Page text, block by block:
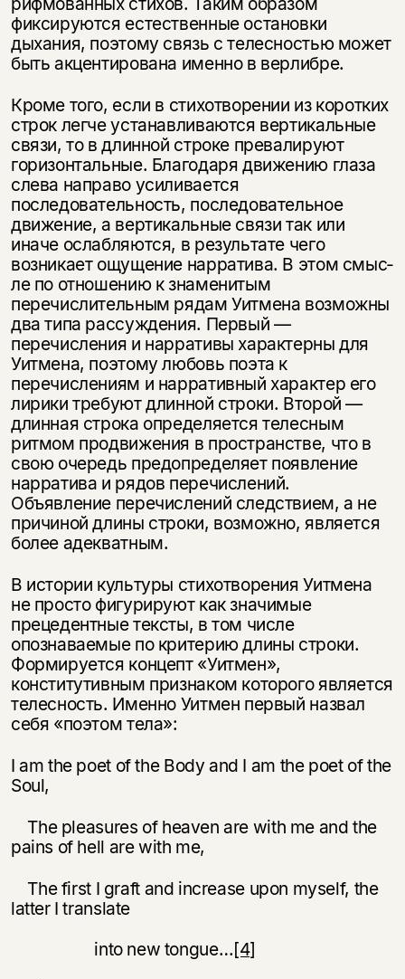
фиксируются естественные остановки
дыхания, поэтому связь с телесностью может
быть акцентирована именно в верлибре.
Кроме того, если в стихотворении из коротких
строк легче устанавливаются вертикальные
связи, то в длинной строке превалируют
горизонтальные. Благодаря движению глаза
слева направо усиливается
последовательность, последовательное
движение, а вертикальные связи так или
иначе ослабляются, в результате чего
возникает ощущение нарратива. В этом смыс­
ле по отношению к знаменитым
перечислительным рядам Уитмена возмож­ны
два типа рассуждения. Первый —
перечисления и нарративы характерны для
Уитмена, поэтому любовь поэта к
перечислениям и нарративный характер его
лирики требуют длинной строки. Второй —
длинная строка определяется телесным
ритмом продвижения в пространстве, что в
свою очередь предопределяет появление
нарратива и рядов перечислений.
Объявление перечислений следствием, а не
причиной длины строки, возможно, является
более адекватным.
В истории культуры стихотворения Уитмена
не просто фигурируют как значимые
прецедентные тексты, в том числе
опознаваемые по критерию длины строки.
Формируется концепт «Уитмен»,
конститутивным признаком которого является
телесность. Именно Уитмен первый назвал
себя «поэтом тела»:
I am the poet of the Body and I am the poet of the
Soul,
The pleasures of heaven are with me and the
pains of hell are with me,
The first I graft and increase upon myself, the
latter I translate
into new tongue…[4]